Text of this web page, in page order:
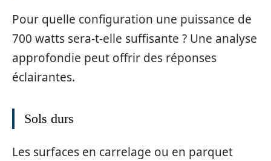
Pour quelle configuration une puissance de
700 watts sera-t-elle suffisante ? Une analyse
approfondie peut offrir des réponses
éclairantes.
Sols durs
Les surfaces en carrelage ou en parquet